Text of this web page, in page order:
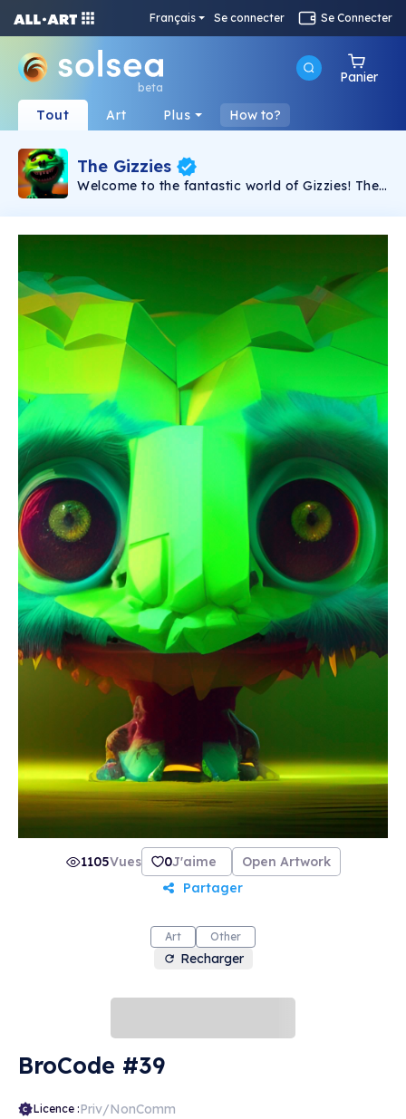
Français Se connecter Se Connecter
beta
Panier
Tout Art Plus How to?
The Gizzies
Welcome to the fantastic world of Gizzies! The
looking for a Home and for someone who can
1105Vues 0J'aime
Open Artwork
Partager
Art Other
Recharger
BroCode #39
Licence :Priv/NonComm